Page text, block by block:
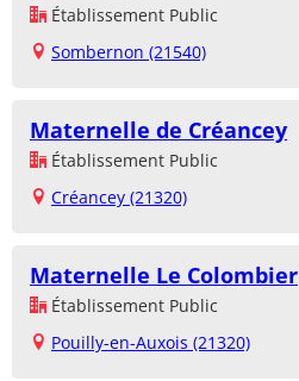
Établissement Public
Sombernon (21540)
Maternelle de Créancey
Établissement Public
Créancey (21320)
Maternelle Le Colombier
Établissement Public
Pouilly-en-Auxois (21320)